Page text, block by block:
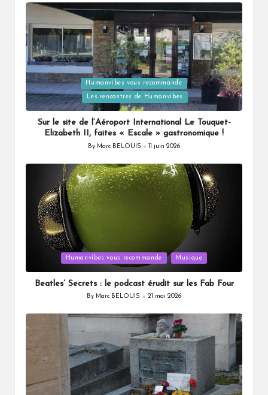
Posted
in
Humanvibes vous recommande
Les rencontres de Humanvibes
Sur le site de l’Aéroport International Le Touquet-
Elizabeth II, faites « Escale » gastronomique !
Posted
By Marc BELOUIS 11 juin 2026
in
Humanvibes vous recommande Musique
Beatles’ Secrets : le podcast érudit sur les Fab Four
Posted
By Marc BELOUIS 21 mai 2026